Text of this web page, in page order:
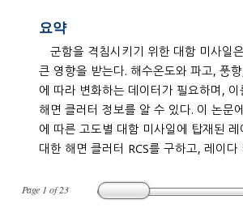
Page 1 of23
요약
군함을 격침시키기 위한 대함 미사일
큰 영향을 받는다. 해수온도와 파고, 풍
에 따라 변화하는 데이터가 필요하며, 이를 통한 정확한
해면 클러터 정보를 알 수 있다. 이 논문
에 따른 고도별 대함 미사일에 탑재된 레
대한 해면 클러터 RCS를 구하고, 레이